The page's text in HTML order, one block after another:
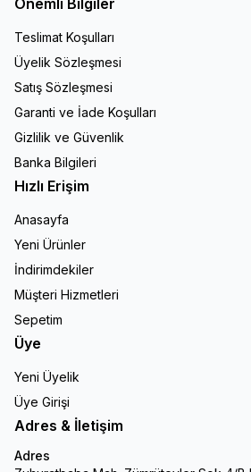
Teslimat Koşulları
Üyelik Sözleşmesi
Satış Sözleşmesi
Garanti ve İade Koşulları
Gizlilik ve Güvenlik
Banka Bilgileri
Hızlı Erişim
Anasayfa
Yeni Ürünler
İndirimdekiler
Müşteri Hizmetleri
Sepetim
Üye
Yeni Üyelik
Üye Girişi
Adres & İletişim
Adres